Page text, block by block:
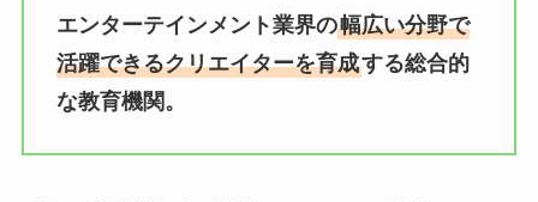
エンターテインメント業界の幅広い分野で
活躍できるクリエイターを育成する総合的
な教育機関。